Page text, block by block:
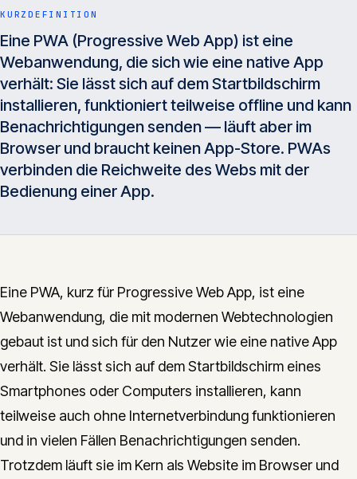
Insights
Glossar 06
Kontakt 07
Get in touch
info@innopulse.io +41 79 508 28 06
KURZDEFINITION
Eine PWA (Progressive Web App) ist eine
Webanwendung, die sich wie eine native App
verhält: Sie lässt sich auf dem Startbildschirm
installieren, funktioniert teilweise offline und kann
Benachrichtigungen senden — läuft aber im
Browser und braucht keinen App-Store. PWAs
verbinden die Reichweite des Webs mit der
Bedienung einer App.
Eine PWA, kurz für Progressive Web App, ist eine
Webanwendung, die mit modernen Webtechnologien
gebaut ist und sich für den Nutzer wie eine native App
verhält. Sie lässt sich auf dem Startbildschirm eines
Smartphones oder Computers installieren, kann
teilweise auch ohne Internetverbindung funktionieren
und in vielen Fällen Benachrichtigungen senden.
Trotzdem läuft sie im Kern als Website im Browser und